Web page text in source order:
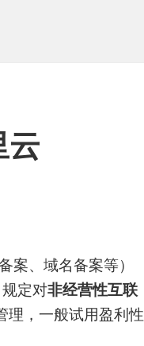
云
案、域名备案等）
定对非经营性互联
理，一般试用盈利性